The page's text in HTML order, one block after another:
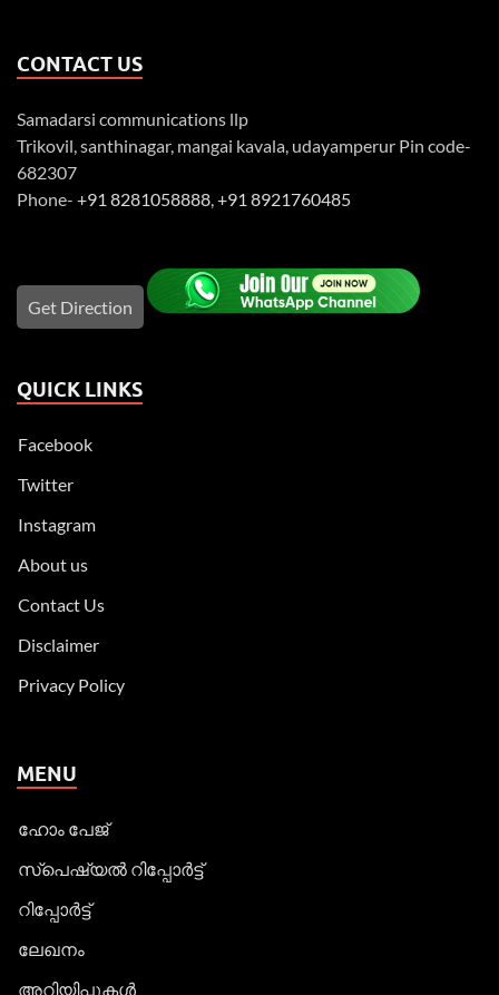
CONTACT US
Samadarsi communications llp
Trikovil, santhinagar, mangai kavala, udayamperur Pin code-
682307
Phone- +91 8281058888,+91 8921760485
Get Direction
QUICK LINKS
Facebook
Twitter
Instagram
About us
Contact Us
Disclaimer
Privacy Policy
MENU
ഹോം പേജ്
സ്പെഷ്യൽ റിപ്പോര്‍ട്ട്
റിപ്പോര്‍ട്ട്
ലേഖനം
അറിയിപ്പുകള്‍